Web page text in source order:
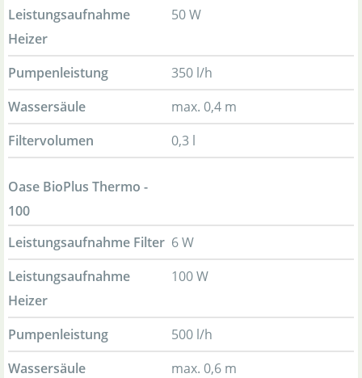
Leistungsaufnahme
Heizer
50 W
Pumpenleistung
350 l/h
Wassersäule
max. 0,4 m
Filtervolumen
0,3 l
Oase BioPlus Thermo -
100
Leistungsaufnahme Filter 6 W
Leistungsaufnahme
Heizer
100 W
Pumpenleistung
500 l/h
Wassersäule
max. 0,6 m